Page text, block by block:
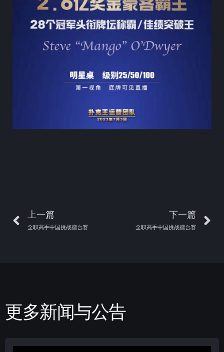
上一篇
全职高手中国挑战擂台赛
下一篇
全职高手中国挑战擂台赛
更多新闻与公告